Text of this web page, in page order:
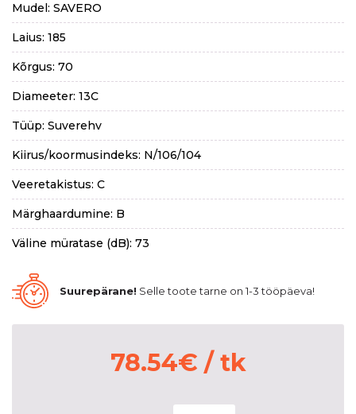
Mudel: SAVERO
Laius: 185
Kõrgus: 70
Diameeter: 13C
Tüüp: Suverehv
Kiirus/koormusindeks: N/106/104
Veeretakistus: C
Märghaardumine: B
Väline müratase (dB): 73
Suurepärane! Selle toote tarne on 1-3 tööpäeva!
78.54€ / tk